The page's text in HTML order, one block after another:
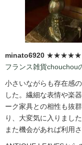
minato6920 ★★★★★
フランス雑貨chouchou
小さいながらも存在感
した。繊細な表情や楽
ーク家具との相性も抜
り、大変気に入りまし
また機会があれば利用